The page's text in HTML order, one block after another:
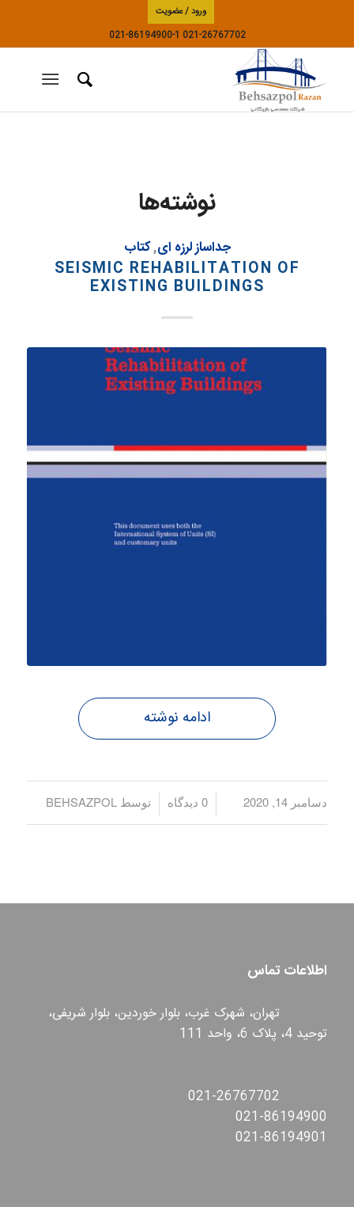
ورود / عضویت
021-26767702
021-86194900-1
نوشته‌ها
جداساز لرزه ای,کتاب
SEISMIC REHABILITATION OF
EXISTING BUILDINGS
ادامه نوشته
دسامبر 14, 2020 / 0 دیدگاه/ توسط BEHSAZPOL
اطلاعات تماس
تهران، شهرک غرب، بلوار خوردین، بلوار شریفی،
توحید 4، پلاک 6، واحد 111
021-26767702
021-86194900
021-86194901